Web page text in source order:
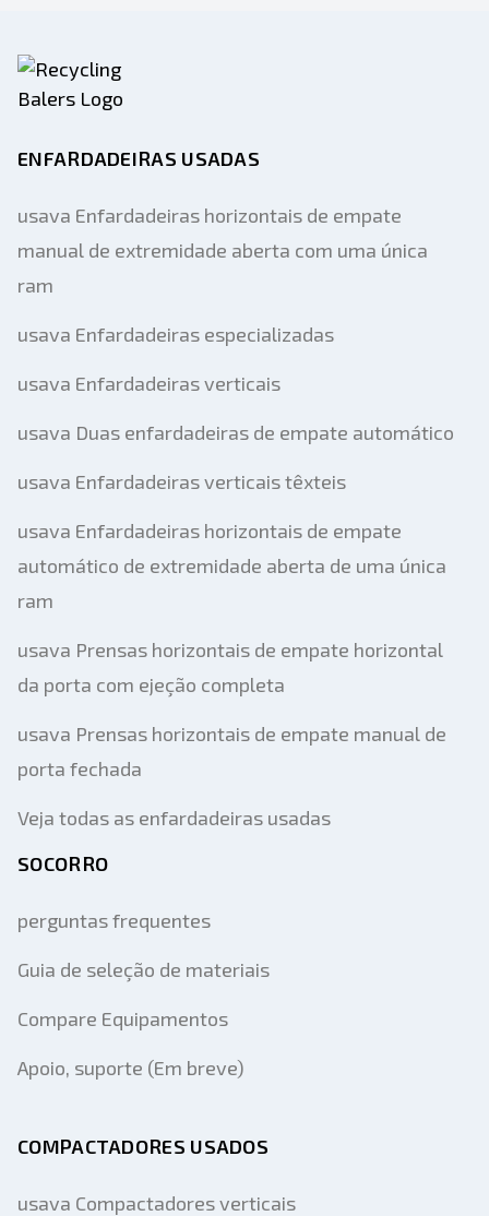
ENFARDADEIRAS USADAS
usava Enfardadeiras horizontais de empate
manual de extremidade aberta com uma única
ram
usava Enfardadeiras especializadas
usava Enfardadeiras verticais
usava Duas enfardadeiras de empate automático
usava Enfardadeiras verticais têxteis
usava Enfardadeiras horizontais de empate
automático de extremidade aberta de uma única
ram
usava Prensas horizontais de empate horizontal
da porta com ejeção completa
usava Prensas horizontais de empate manual de
porta fechada
Veja todas as enfardadeiras usadas
SOCORRO
perguntas frequentes
Guia de seleção de materiais
Compare Equipamentos
Apoio, suporte (Em breve)
COMPACTADORES USADOS
usava Compactadores verticais